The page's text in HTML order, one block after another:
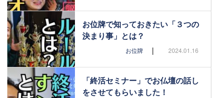
お位牌で知っておきたい「３つの
決まり事」とは？
お位牌 | 2024.01.16
「終活セミナー」でお仏壇の話し
をさせてもらいました！